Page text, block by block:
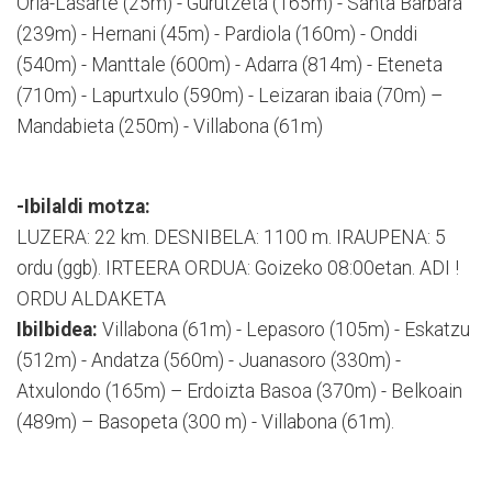
(239m) - Hernani (45m) - Pardiola (160m) - Onddi
(540m) - Manttale (600m) - Adarra (814m) - Eteneta
(710m) - Lapurtxulo (590m) - Leizaran ibaia (70m) –
Mandabieta (250m) - Villabona (61m)
-Ibilaldi motza:
LUZERA: 22 km. DESNIBELA: 1100 m. IRAUPENA: 5
ordu (ggb). IRTEERA ORDUA: Goizeko 08:00etan. ADI !
ORDU ALDAKETA
Ibilbidea: Villabona (61m) - Lepasoro (105m) - Eskatzu
(512m) - Andatza (560m) - Juanasoro (330m) -
Atxulondo (165m) – Erdoizta Basoa (370m) - Belkoain
(489m) – Basopeta (300 m) - Villabona (61m).